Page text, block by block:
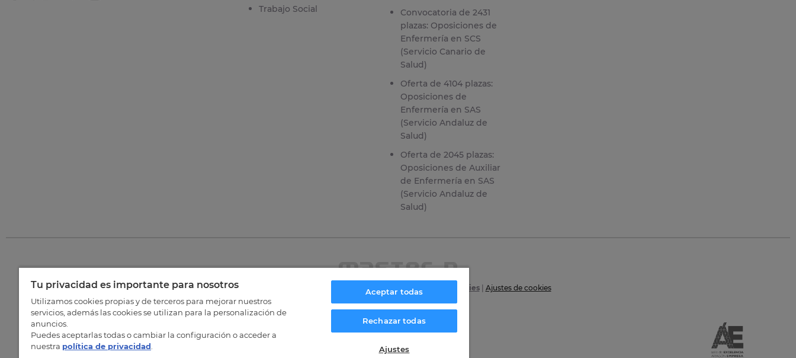
Trabajo Social
Convocatoria de 2431
plazas: Oposiciones de
Enfermería en SCS
(Servicio Canario de
Salud)
Oferta de 4104 plazas:
Oposiciones de
Enfermería en SAS
(Servicio Andaluz de
Salud)
Oferta de 2045 plazas:
Oposiciones de Auxiliar
de Enfermería en SAS
(Servicio Andaluz de
Salud)
Política de privacidad| Política de Cookies| Ajustes de cookies
Tu privacidad es importante para nosotros
Utilizamos cookies propias y de terceros para mejorar nuestros
servicios, además las cookies se utilizan para la personalización de
anuncios.
Puedes aceptarlas todas o cambiar la configuración o acceder a
nuestra política de privacidad
Aceptar todas
Rechazar todas
Ajustes